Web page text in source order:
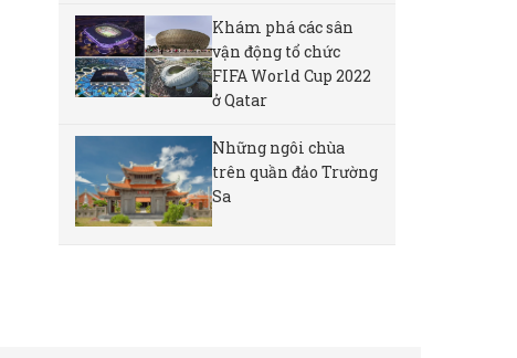
Khám phá các sân
vận động tổ chức
FIFA World Cup 2022
ở Qatar
Những ngôi chùa
trên quần đảo Trường
Sa